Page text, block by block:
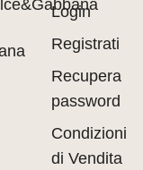
Login
Registrati
Recupera
password
Condizioni
di Vendita